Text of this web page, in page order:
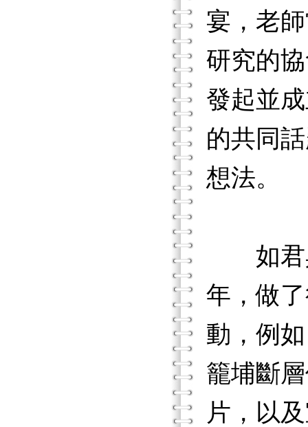
宴，老
研究的
發起並
的共同
想法。
如君具
年，做
動，例
籠埔斷
片，以